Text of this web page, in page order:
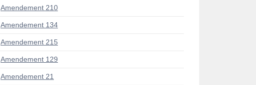
Amendement 210
Amendement 134
Amendement 215
Amendement 129
Amendement 21